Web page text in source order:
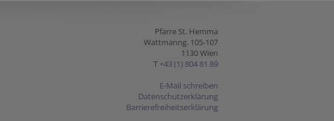
Pfarre St. Hemma
Wattmanng. 105-107
1130 Wien
T +43 (1) 804 81 89
E-Mail schreiben
Datenschutzerklärung
Barrierefreiheitserklärung